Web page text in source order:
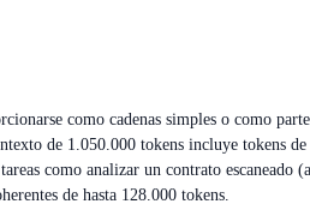
como cadenas simples o como
de 1.050.000 tokens incluye tokens
como analizar un contrato
de hasta 128.000 tokens.